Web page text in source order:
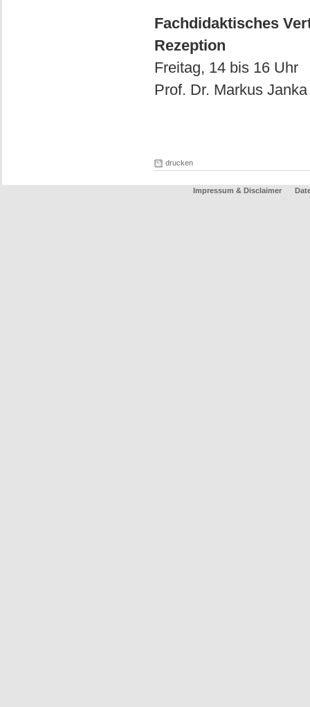
Fachdidaktisches
Rezeption
Freitag, 14 bis 16 Uhr
Prof. Dr. Markus Janka
drucken
Impressum & Disclaimer